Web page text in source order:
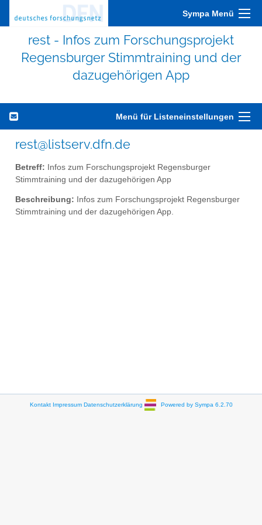
Sympa Menü
rest - Infos zum Forschungsprojekt
Regensburger Stimmtraining und der
dazugehörigen App
Menü für Listeneinstellungen
rest@listserv.dfn.de
Betreff: Infos zum Forschungsprojekt Regensburger
Stimmtraining und der dazugehörigen App
Beschreibung: Infos zum Forschungsprojekt Regensburger
Stimmtraining und der dazugehörigen App.
Kontakt Impressum Datenschutzerklärung Powered by Sympa 6.2.70